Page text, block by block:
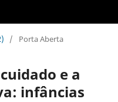
/ Porta Aberta
e a
infâncias